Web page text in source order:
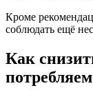
Кроме
соблюдать ещё
Как